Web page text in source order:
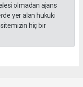
olmadan ajans
yer alan hukuki
hiç bir